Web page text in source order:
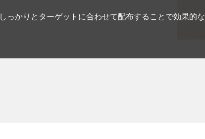
しっかりとターゲットに合わせて配布することで効果的な